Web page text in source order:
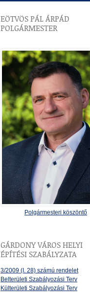
EÖTVÖS PÁL ÁRPÁD
POLGÁRMESTER
Polgármesteri köszöntő
GÁRDONY VÁROS HELYI
ÉPÍTÉSI SZABÁLYZATA
3/2009 (I. 28) számú rendelet
Belterületi Szabályozási Terv
Külterületi Szabályozási Terv